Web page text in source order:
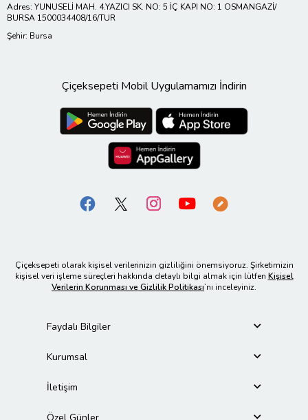
Adres: YUNUSELİ MAH. 4.YAZICI SK. NO: 5 İÇ KAPI NO: 1 OSMANGAZİ/
BURSA 1500034408/16/TUR
Şehir: Bursa
Çiçeksepeti Mobil Uygulamamızı İndirin
Çiçeksepeti olarak kişisel verilerinizin gizliliğini önemsiyoruz. Şirketimizin
kişisel veri işleme süreçleri hakkında detaylı bilgi almak için lütfen Kişisel
Verilerin Korunması ve Gizlilik Politikası’nı inceleyiniz.
Faydalı Bilgiler
Kurumsal
İletişim